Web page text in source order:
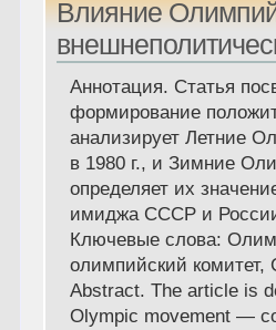
Влияние
Аннотация. Статья
формирование
анализирует Летние
в 1980 г., и Зимние
определяет их
имиджа СССР и
Ключевые слова:
олимпийский
Abstract. The article is
Olympic movement —